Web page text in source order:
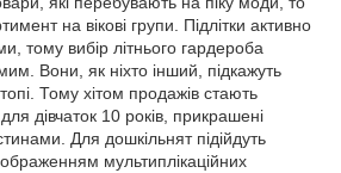
на вікові групи. Підлітки активно
тому вибір літнього гардероба
Вони, як ніхто інший, підкажуть
Тому хітом продажів стають
для дівчаток 10 років, прикрашені
Для дошкільнят підійдуть
мультиплікаційних